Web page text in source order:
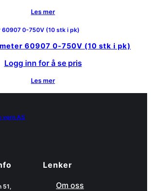
Les mer
60907 0-750V (10 stk i pk)
Logg inn for å se pris
Les mer
51,
Lenker
Om oss